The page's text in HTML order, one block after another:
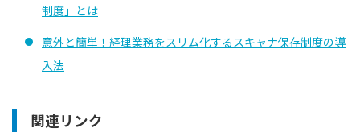
制度」とは
意外と簡単！経理業務をスリム化するスキャナ保存制度の導
入法
関連リンク